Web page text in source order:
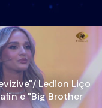
Ledion Liço
e "Big Brother